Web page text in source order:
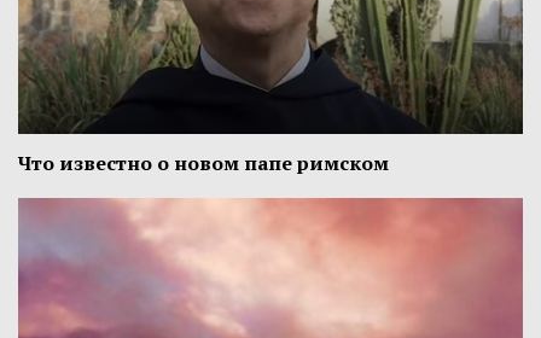
Что известно о новом папе римском